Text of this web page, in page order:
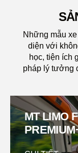
Những mẫu
diện với
học, tiện ích
pháp lý tưởng
MT LIMO